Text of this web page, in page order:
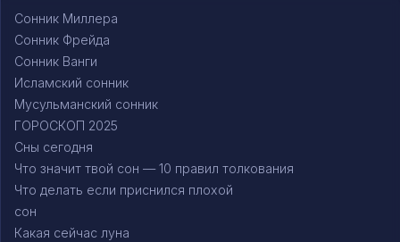
Сонник Миллера
Сонник Фрейда
Сонник Ванги
Исламский сонник
Мусульманский сонник
ГОРОСКОП 2025
Сны сегодня
Что значит твой сон — 10 правил толкования
Что делать если приснился плохой
сон
Какая сейчас луна